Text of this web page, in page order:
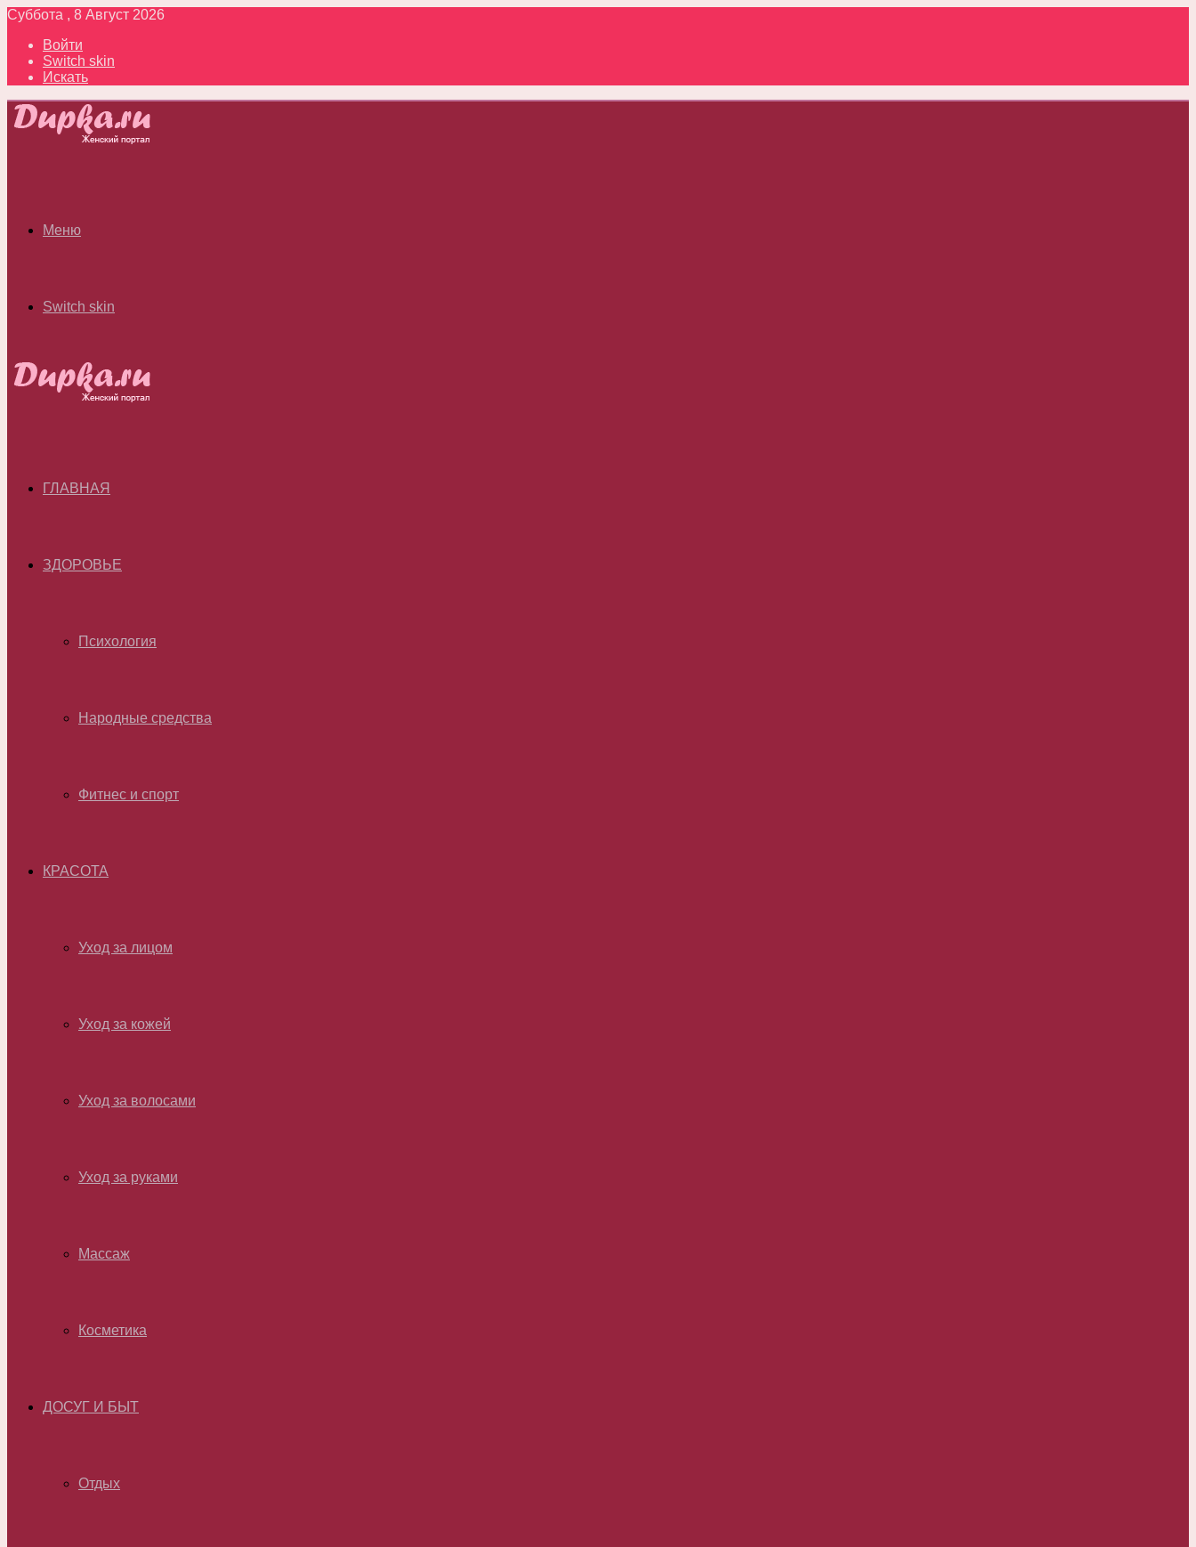
Суббота , 8 Август 2026
Войти
Switch skin
Искать
Меню
Switch skin
ГЛАВНАЯ
ЗДОРОВЬЕ
Психология
Народные средства
Фитнес и спорт
КРАСОТА
Уход за лицом
Уход за кожей
Уход за волосами
Уход за руками
Массаж
Косметика
ДОСУГ И БЫТ
Отдых